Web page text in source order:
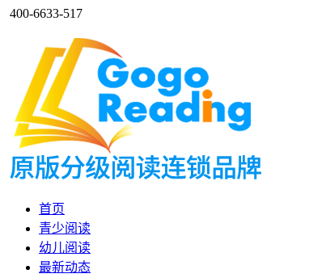
400-6633-517
首页
青少阅读
幼儿阅读
最新动态